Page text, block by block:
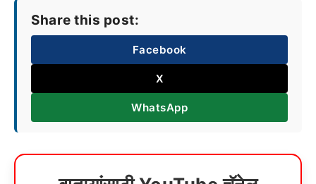
Share this post:
Facebook
X
WhatsApp